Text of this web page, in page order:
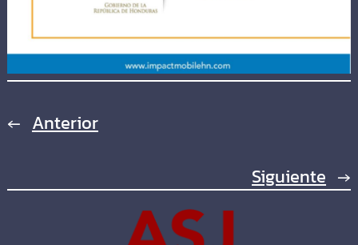
← Anterior
Siguiente →